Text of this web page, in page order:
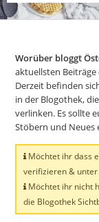
Worüber bloggt
aktuellsten
Derzeit befinden
in der Blogothek,
verlinken. Es sollte
Stöbern und Neues
Möchtet ihr dass
verifizieren & unter
Möchtet ihr nicht
die Blogothek